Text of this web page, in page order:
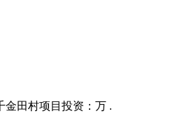
金田村项目投资：万 .